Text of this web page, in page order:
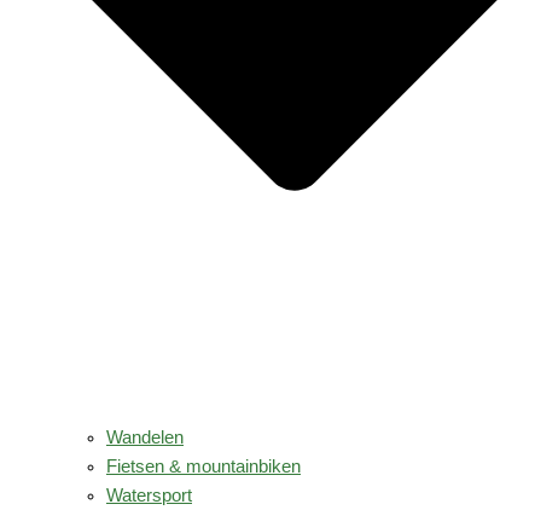
Wandelen
Fietsen & mountainbiken
Watersport